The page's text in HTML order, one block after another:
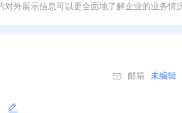
对外展示信息可以更全面地了解企业的业务
邮箱 未编辑